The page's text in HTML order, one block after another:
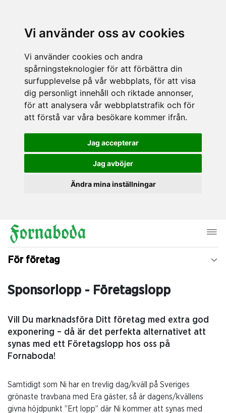
Vi använder oss av cookies
Vi använder cookies och andra
spårningsteknologier för att förbättra din
surfupplevelse på vår webbplats, för att visa
dig personligt innehåll och riktade annonser,
för att analysera vår webbplatstrafik och för
att förstå var våra besökare kommer ifrån.
Jag accepterar
Jag avböjer
Ändra mina inställningar
För företag
Sponsorlopp - Företagslopp
Vill Du marknadsföra Ditt företag med extra god
exponering – då är det perfekta alternativet att
synas med ett Företagslopp hos oss på
Fornaboda!
Samtidigt som Ni har en trevlig dag/kväll på Sveriges
grönaste travbana med Era gäster, så är dagens/kvällens
givna höjdpunkt ”Ert lopp” där Ni kommer att synas med